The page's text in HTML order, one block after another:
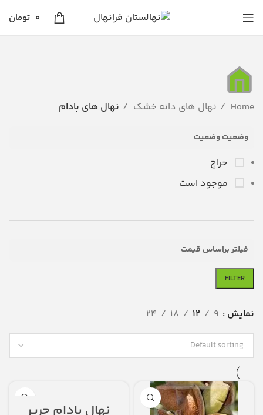
0 تومان
Home نهال های دانه خشک نهال های بادام
وضعیت وضعیت
حراج
موجود است
فیلتر براساس قیمت
FILTER
نمایش 9
12
18
24
نهال بادام حریر